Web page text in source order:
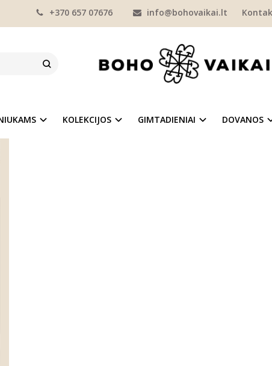
+370 657 07676 info@bohovaikai.lt
KOLEKCIJOS GIMTADIENIAI DOVANOS
SMĖLINUKAS '' AMBASADOR''